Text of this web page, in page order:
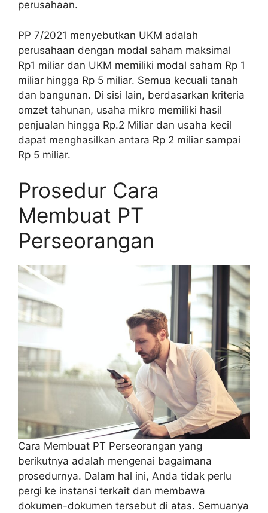
perusahaan.
PP 7/2021 menyebutkan UKM adalah
perusahaan dengan modal saham maksimal
Rp1 miliar dan UKM memiliki modal saham Rp 1
miliar hingga Rp 5 miliar. Semua kecuali tanah
dan bangunan. Di sisi lain, berdasarkan kriteria
omzet tahunan, usaha mikro memiliki hasil
penjualan hingga Rp.2 Miliar dan usaha kecil
dapat menghasilkan antara Rp 2 miliar sampai
Rp 5 miliar.
Prosedur Cara
Membuat PT
Perseorangan
Cara Membuat PT Perseorangan yang
berikutnya adalah mengenai bagaimana
prosedurnya. Dalam hal ini, Anda tidak perlu
pergi ke instansi terkait dan membawa
dokumen-dokumen tersebut di atas. Semuanya